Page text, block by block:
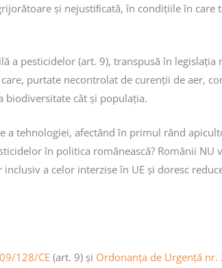
și nejustiﬁcată, în condițiile în care
a pesticidelor (art. 9), transpusă în
purtate necontrolat de curenții de aer,
biodiversitate cât și populația.
a tehnologiei, afectând în primul rând
în politica românească? Românii NU
a celor interzise în UE și doresc
128/CE(art. 9) și Ordonanța de Urgență